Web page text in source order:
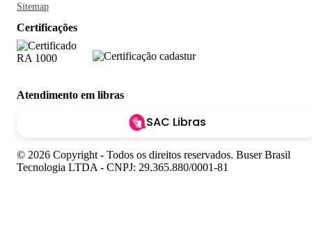
Sitemap
Certificações
Atendimento em libras
SAC Libras
© 2026 Copyright - Todos os direitos reservados. Buser Brasil
Tecnologia LTDA - CNPJ: 29.365.880/0001-81